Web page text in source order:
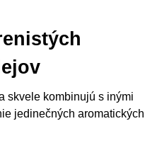
skvele kombinujú s inými
jedinečných aromatických